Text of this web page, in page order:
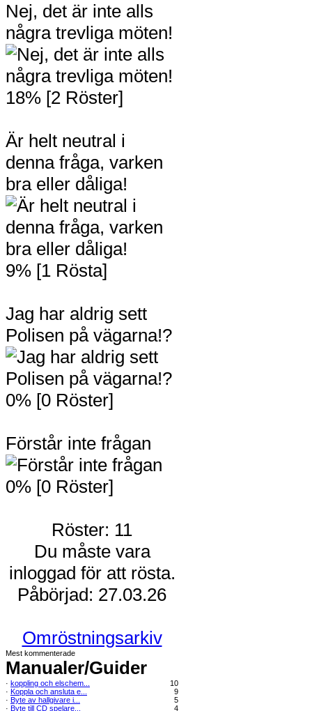
Nej, det är inte alls
några trevliga möten!
18% [2 Röster]
Är helt neutral i
denna fråga, varken
bra eller dåliga!
9% [1 Rösta]
Jag har aldrig sett
Polisen på vägarna!?
0% [0 Röster]
Förstår inte frågan
0% [0 Röster]
Röster: 11
Du måste vara
inloggad för att rösta.
Påbörjad: 27.03.26
Omröstningsarkiv
Mest kommenterade
Manualer/Guider
· koppling och elschem...
10
· Koppla och ansluta e...
9
· Byte av hallgivare i...
5
· Byte till CD spelare... 4